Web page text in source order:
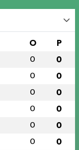
O P
0 0
0 0
0 0
0 0
0 0
0 0